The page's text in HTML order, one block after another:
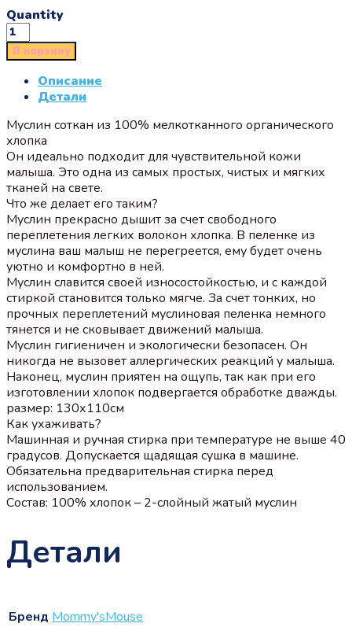
Quantity
В корзину
Описание
Детали
Муслин соткан из 100% мелкотканного органического
хлопка
Он идеально подходит для чувствительной кожи
малыша. Это одна из самых простых, чистых и мягких
тканей на свете.
Что же делает его таким?
Муслин прекрасно дышит за счет свободного
переплетения легких волокон хлопка. В пеленке из
муслина ваш малыш не перегреется, ему будет очень
уютно и комфортно в ней.
Муслин славится своей износостойкостью, и с каждой
стиркой становится только мягче. За счет тонких, но
прочных переплетений муслиновая пеленка немного
тянется и не сковывает движений малыша.
Муслин гигиеничен и экологически безопасен. Он
никогда не вызовет аллергических реакций у малыша.
Наконец, муслин приятен на ощупь, так как при его
изготовлении хлопок подвергается обработке дважды.
размер: 130х110см
Как ухаживать?
Машинная и ручная стирка при температуре не выше 40
градусов. Допускается щадящая сушка в машине.
Обязательна предварительная стирка перед
использованием.
Состав: 100% хлопок – 2-слойный жатый муслин
Детали
Бренд Mommy'sMouse